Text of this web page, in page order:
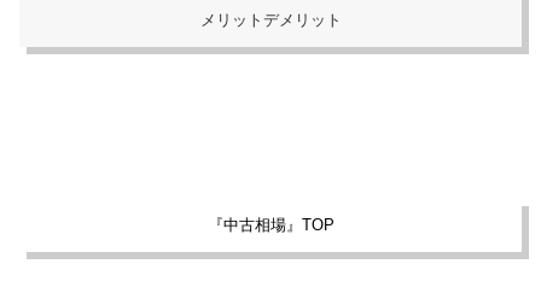
メリットデメリット
『中古相場』TOP